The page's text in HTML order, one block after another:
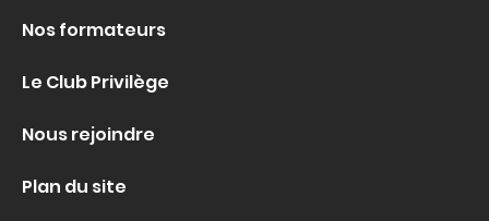
Nos formateurs
Le Club Privilège
Nous rejoindre
Plan du site